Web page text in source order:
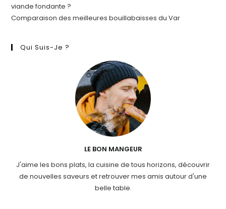
viande fondante ?
Comparaison des meilleures bouillabaisses du Var
Qui Suis-Je ?
LE BON MANGEUR
J'aime les bons plats, la cuisine de tous horizons, découvrir
de nouvelles saveurs et retrouver mes amis autour d'une
belle table.